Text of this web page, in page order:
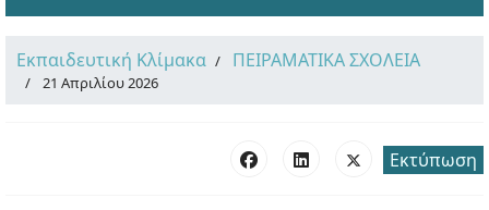
Εκπαιδευτική Κλίμακα ΠΕΙΡΑΜΑΤΙΚΑ ΣΧΟΛΕΙΑ
21 Απριλίου 2026
Εκτύπωση